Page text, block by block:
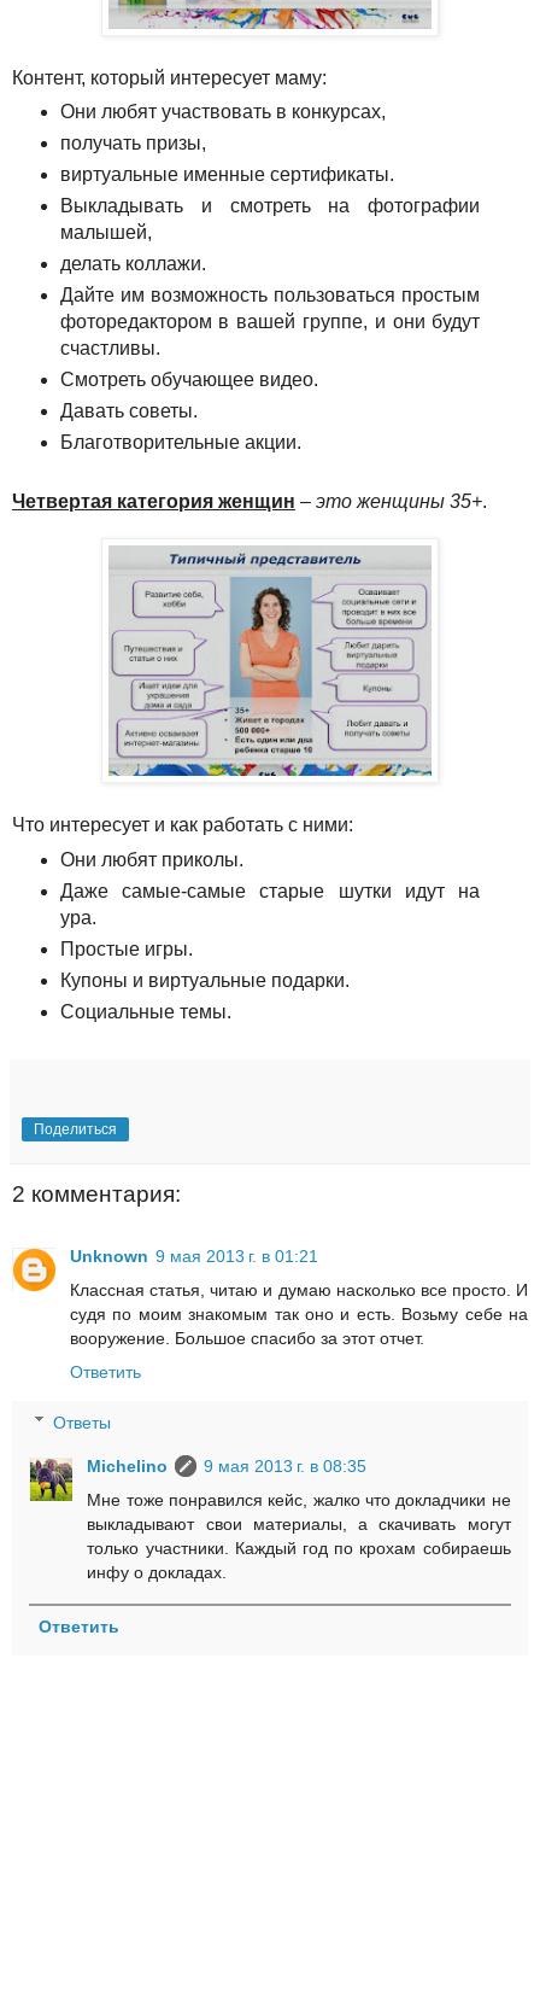
Контент, который интересует маму:
Они любят участвовать в конкурсах,
получать призы,
виртуальные именные сертификаты.
Выкладывать и смотреть на фотографии
малышей,
делать коллажи.
Дайте им возможность пользоваться простым
фоторедактором в вашей группе, и они будут
счастливы.
Смотреть обучающее видео.
Давать советы.
Благотворительные акции.
Четвертая категория женщин – это женщины 35+.
Что интересует и как работать с ними:
Они любят приколы.
Даже самые-самые старые шутки идут на
ура.
Простые игры.
Купоны и виртуальные подарки.
Социальные темы.
Поделиться
2 комментария:
Unknown 9 мая 2013 г. в 01:21
Классная статья, читаю и думаю насколько все просто. И
судя по моим знакомым так оно и есть. Возьму себе на
вооружение. Большое спасибо за этот отчет.
Ответить
Ответы
Michelino
9 мая 2013 г. в 08:35
Мне тоже понравился кейс, жалко что докладчики не
выкладывают свои материалы, а скачивать могут
только участники. Каждый год по крохам собираешь
инфу о докладах.
Ответить